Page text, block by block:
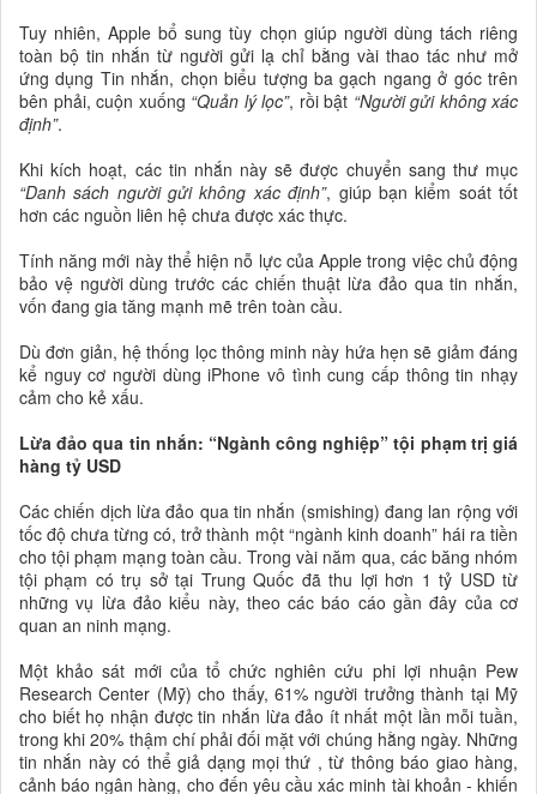
Tuy nhiên, Apple bổ sung tùy chọn giúp người dùng tách riêng
toàn bộ tin nhắn từ người gửi lạ chỉ bằng vài thao tác như mở
ứng dụng Tin nhắn, chọn biểu tượng ba gạch ngang ở góc trên
bên phải, cuộn xuống “Quản lý lọc”, rồi bật “Người gửi không xác
định”.
Khi kích hoạt, các tin nhắn này sẽ được chuyển sang thư mục
“Danh sách người gửi không xác định”, giúp bạn kiểm soát tốt
hơn các nguồn liên hệ chưa được xác thực.
Tính năng mới này thể hiện nỗ lực của Apple trong việc chủ động
bảo vệ người dùng trước các chiến thuật lừa đảo qua tin nhắn,
vốn đang gia tăng mạnh mẽ trên toàn cầu.
Dù đơn giản, hệ thống lọc thông minh này hứa hẹn sẽ giảm đáng
kể nguy cơ người dùng iPhone vô tình cung cấp thông tin nhạy
cảm cho kẻ xấu.
Lừa đảo qua tin nhắn: “Ngành công nghiệp” tội phạm trị giá
hàng tỷ USD
Các chiến dịch lừa đảo qua tin nhắn (smishing) đang lan rộng với
tốc độ chưa từng có, trở thành một “ngành kinh doanh” hái ra tiền
cho tội phạm mạng toàn cầu. Trong vài năm qua, các băng nhóm
tội phạm có trụ sở tại Trung Quốc đã thu lợi hơn 1 tỷ USD từ
những vụ lừa đảo kiểu này, theo các báo cáo gần đây của cơ
quan an ninh mạng.
Một khảo sát mới của tổ chức nghiên cứu phi lợi nhuận Pew
Research Center (Mỹ) cho thấy, 61% người trưởng thành tại Mỹ
cho biết họ nhận được tin nhắn lừa đảo ít nhất một lần mỗi tuần,
trong khi 20% thậm chí phải đối mặt với chúng hằng ngày. Những
tin nhắn này có thể giả dạng mọi thứ , từ thông báo giao hàng,
cảnh báo ngân hàng, cho đến yêu cầu xác minh tài khoản - khiến